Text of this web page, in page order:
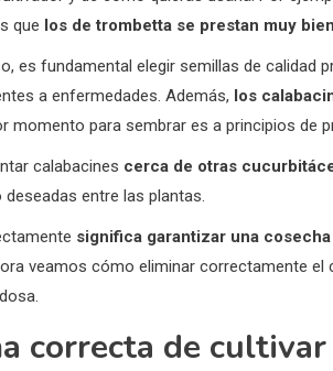
que los de trombetta se prestan muy
es fundamental elegir semillas de
a enfermedades. Además, los
momento para sembrar es a principios
calabacines cerca de otras
entre las plantas.
significa garantizar una
veamos cómo eliminar correctamente
correcta de